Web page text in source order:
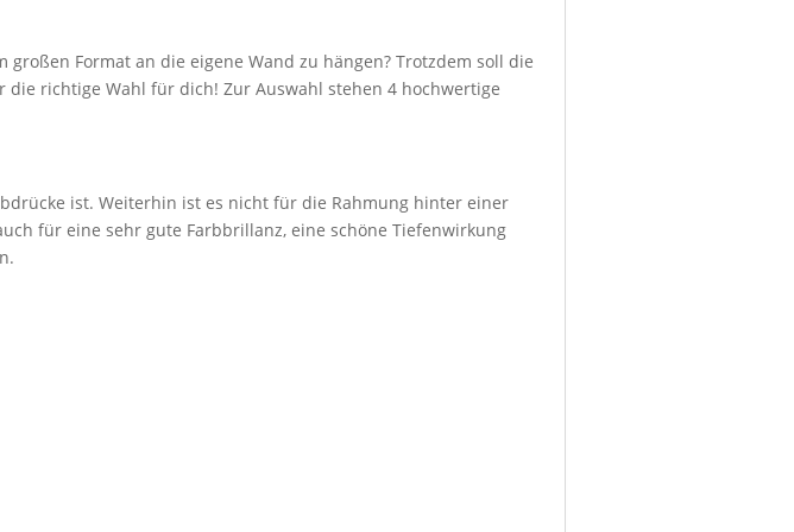
Format an die eigene Wand zu hängen? Trotzdem soll die
richtige Wahl für dich! Zur Auswahl stehen 4 hochwertige
ist. Weiterhin ist es nicht für die Rahmung hinter einer
für eine sehr gute Farbbrillanz, eine schöne Tiefenwirkung